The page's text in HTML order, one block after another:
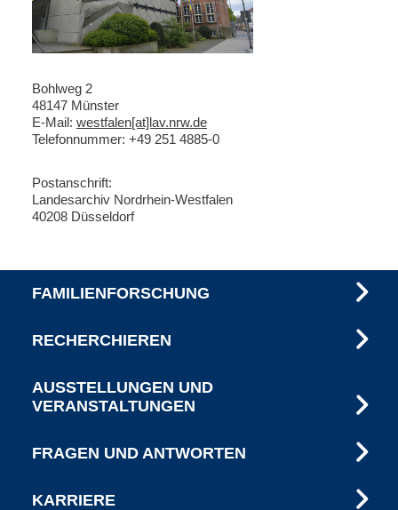
Bohlweg 2
48147 Münster
E-Mail: westfalen[at]lav.nrw.de
Telefonnummer: +49 251 4885-0
Postanschrift:
Landesarchiv Nordrhein-Westfalen
40208 Düsseldorf
FAMILIENFORSCHUNG
RECHERCHIEREN
AUSSTELLUNGEN UND
VERANSTALTUNGEN
FRAGEN UND ANTWORTEN
KARRIERE